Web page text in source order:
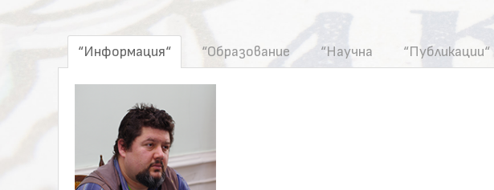
“Информация“ “Образование “Научна “Публикации“